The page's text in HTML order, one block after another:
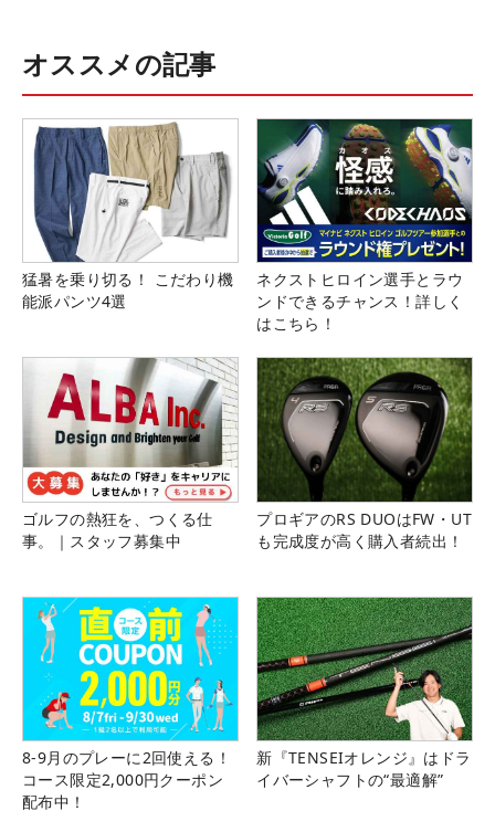
オススメの記事
猛暑を乗り切る！ こだわり機
能派パンツ4選
ネクストヒロイン選手とラウ
ンドできるチャンス！詳しく
はこちら！
ゴルフの熱狂を、つくる仕
事。｜スタッフ募集中
プロギアのRS DUOはFW・UT
も完成度が高く購入者続出！
8-9月のプレーに2回使える！
コース限定2,000円クーポン
配布中！
新『TENSEIオレンジ』はドラ
イバーシャフトの“最適解”